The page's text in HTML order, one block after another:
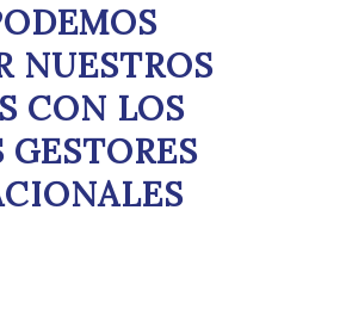
NUESTROS
CON LOS
GESTORES